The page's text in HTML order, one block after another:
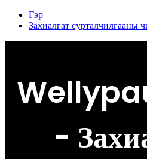
Гэр
Захиалгат сурталчилгааны
-